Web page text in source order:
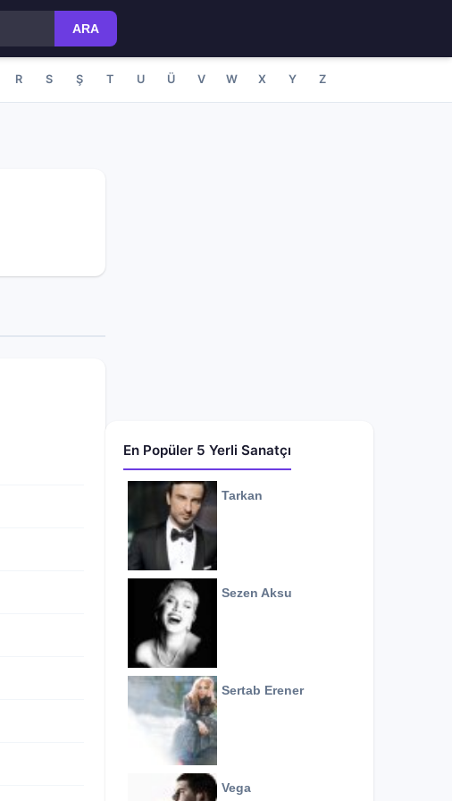
ARA
R S Ş T U Ü V W X Y Z
En Popüler 5 Yerli Sanatçı
Tarkan
Sezen Aksu
Sertab Erener
Vega